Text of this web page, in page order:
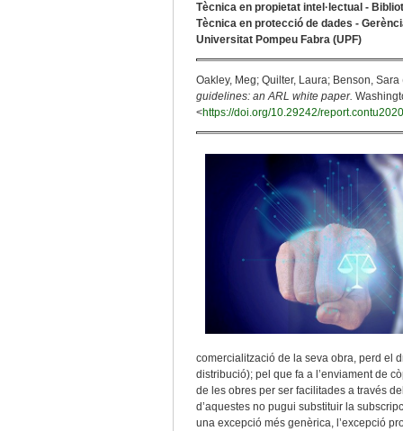
Tècnica en propietat intel·lectual -
Tècnica en protecció de dades -
Universitat Pompeu Fabra (UPF)
Oakley, Meg; Quilter, Laura; Benson,
guidelines: an ARL white paper.
<https://doi.org/10.29242/report.contu2020
comercialització de la seva obra, perd el
distribució); pel que fa a l’enviament de
de les obres per ser facilitades a través
d’aquestes no pugui substituir la
una excepció més genèrica, l’excepció